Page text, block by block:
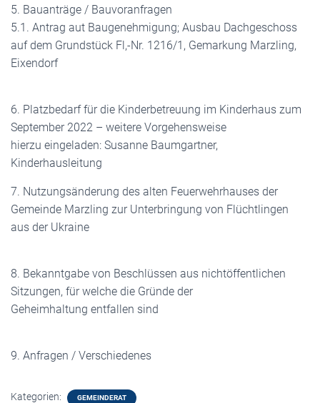
5. Bauanträge / Bauvoranfragen
5.1. Antrag aut Baugenehmigung; Ausbau Dachgeschoss
auf dem Grundstück Fl,-Nr. 1216/1, Gemarkung Marzling,
Eixendorf
6. Platzbedarf für die Kinderbetreuung im Kinderhaus zum
September 2022 – weitere Vorgehensweise
hierzu eingeladen: Susanne Baumgartner,
Kinderhausleitung
7. Nutzungsänderung des alten Feuerwehrhauses der
Gemeinde Marzling zur Unterbringung von Flüchtlingen
aus der Ukraine
8. Bekanntgabe von Beschlüssen aus nichtöffentlichen
Sitzungen, für welche die Gründe der
Geheimhaltung entfallen sind
9. Anfragen / Verschiedenes
Kategorien: GEMEINDERAT